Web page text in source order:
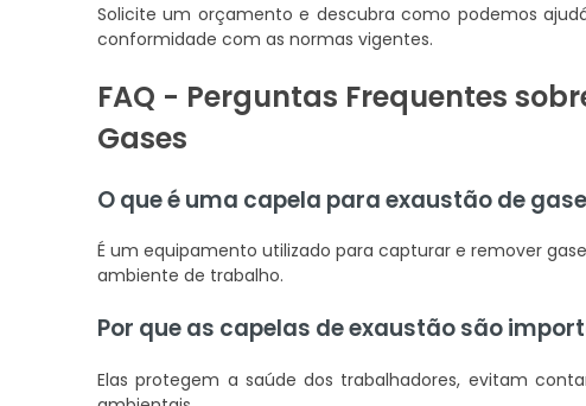
Solicite um orçamento e descubra como podemos
conformidade com as normas vigentes.
FAQ - Perguntas Frequentes
Gases
O que é uma capela para exaustão de
É um equipamento utilizado para capturar e remover
ambiente de trabalho.
Por que as capelas de exaustão são
Elas protegem a saúde dos trabalhadores, evitam